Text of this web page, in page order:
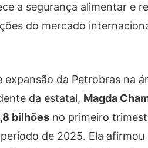
a segurança alimentar e
do mercado
da Petrobras na
da estatal, Magda
bilhões no primeiro
de 2025. Ela afirmou